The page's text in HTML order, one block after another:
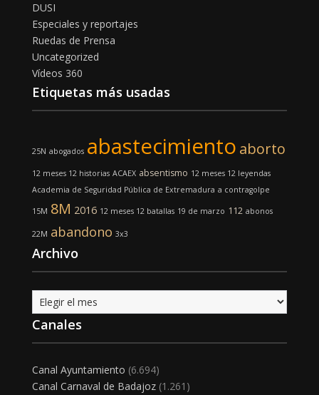
DUSI
Especiales y reportajes
Ruedas de Prensa
Uncategorized
Vídeos 360
Etiquetas más usadas
25N abogados abastecimiento aborto
12 meses 12 historias ACAEX absentismo 12 meses 12 leyendas
Academia de Seguridad Pública de Extremadura a contragolpe
15M 8M 2016 12 meses 12 batallas 19 de marzo 112 abonos
22M abandono 3x3
Archivo
Archivo
Canales
Canal Ayuntamiento (6.694)
Canal Carnaval de Badajoz(1.261)